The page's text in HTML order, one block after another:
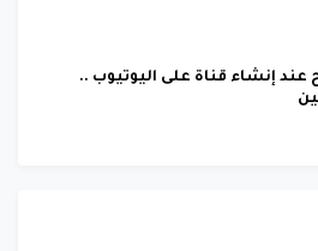
عند إنشاء قناة على اليوتيوب ..